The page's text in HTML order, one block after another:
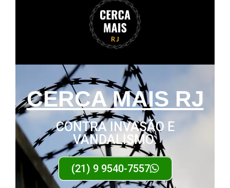
CERCA MAIS RJ
CONTRA INVASÃO E
VANDALISMO.
(21) 9 9540-7557